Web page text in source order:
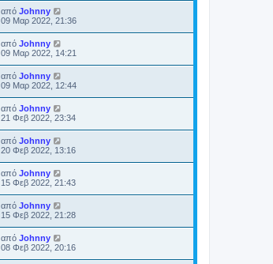
από Johnny
09 Μαρ 2022, 21:36
από Johnny
09 Μαρ 2022, 14:21
από Johnny
09 Μαρ 2022, 12:44
από Johnny
21 Φεβ 2022, 23:34
από Johnny
20 Φεβ 2022, 13:16
από Johnny
15 Φεβ 2022, 21:43
από Johnny
15 Φεβ 2022, 21:28
από Johnny
08 Φεβ 2022, 20:16